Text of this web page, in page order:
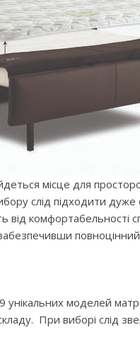
місце для
слід підходити
від комфортабельності
унікальних моделей
При виборі слід